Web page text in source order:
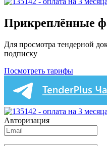
Прикреплённые
Для просмотра тендерной
подписку
Посмотреть тарифы
Авторизация